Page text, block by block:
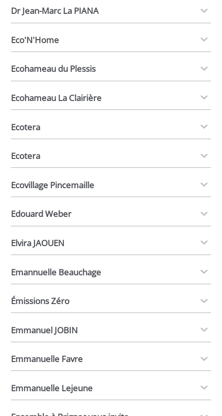
Dr Jean-Marc La PIANA
Eco'N'Home
Ecohameau du Plessis
Ecohameau La Clairière
Ecotera
Ecotera
Ecovillage Pincemaille
Edouard Weber
Elvira JAOUEN
Emannuelle Beauchage
Émissions Zéro
Emmanuel JOBIN
Emmanuelle Favre
Emmanuelle Lejeune